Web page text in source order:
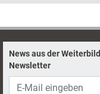
Neuerdings vermitteln sie
News aus der
Newsletter